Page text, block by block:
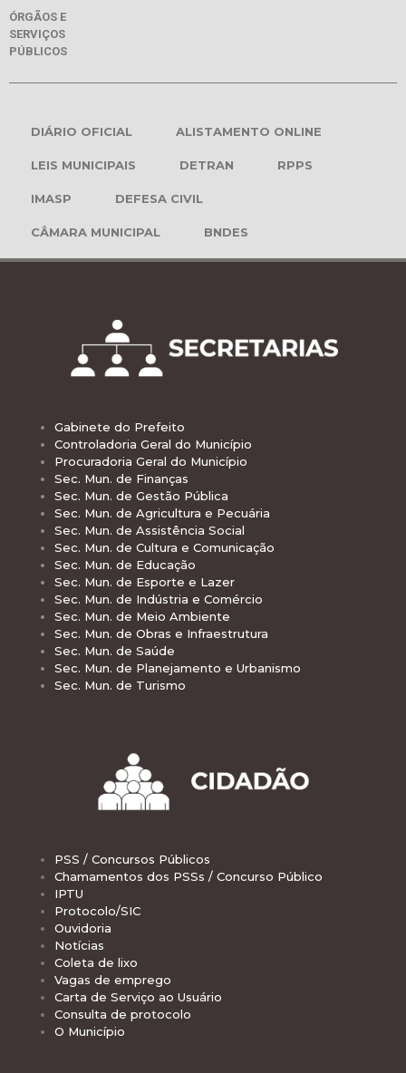
ÓRGÃOS E
SERVIÇOS
PÚBLICOS
DIÁRIO OFICIAL ALISTAMENTO ONLINE
LEIS MUNICIPAIS DETRAN RPPS
IMASP DEFESA CIVIL
CÂMARA MUNICIPAL BNDES
Gabinete do Prefeito
Controladoria Geral do Município
Procuradoria Geral do Município
Sec. Mun. de Finanças
Sec. Mun. de Gestão Pública
Sec. Mun. de Agricultura e Pecuária
Sec. Mun. de Assistência Social
Sec. Mun. de Cultura e Comunicação
Sec. Mun. de Educação
Sec. Mun. de Esporte e Lazer
Sec. Mun. de Indústria e Comércio
Sec. Mun. de Meio Ambiente
Sec. Mun. de Obras e Infraestrutura
Sec. Mun. de Saúde
Sec. Mun. de Planejamento e Urbanismo
Sec. Mun. de Turismo
PSS / Concursos Públicos
Chamamentos dos PSSs / Concurso Público
IPTU
Protocolo/SIC
Ouvidoria
Notícias
Coleta de lixo
Vagas de emprego
Carta de Serviço ao Usuário
Consulta de protocolo
O Município